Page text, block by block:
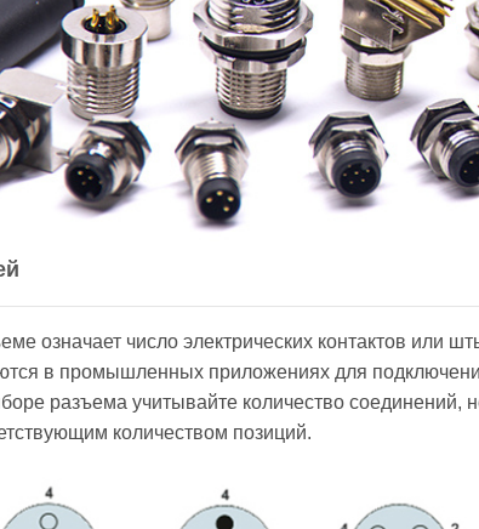
означает число электрических контактов или
в промышленных приложениях для
разъема учитывайте количество
количеством позиций.